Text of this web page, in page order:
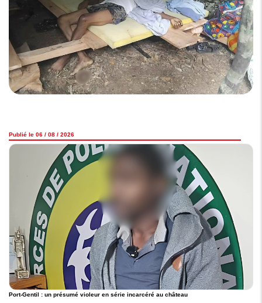
Publié le 06 / 08 / 2026
Port-Gentil : un présumé violeur en série incarcéré au château